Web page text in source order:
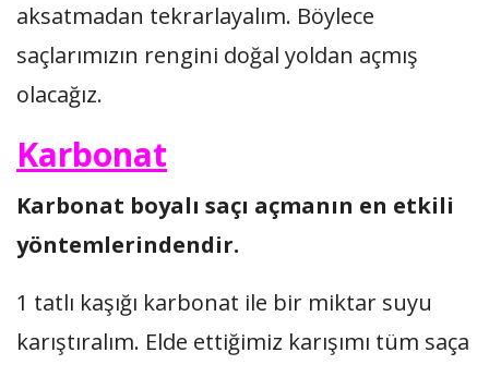
aksatmadan tekrarlayalım. Böylece
saçlarımızın rengini doğal yoldan açmış
olacağız.
Karbonat
Karbonat boyalı saçı açmanın en etkili
yöntemlerindendir.
1 tatlı kaşığı karbonat ile bir miktar suyu
karıştıralım. Elde ettiğimiz karışımı tüm saça